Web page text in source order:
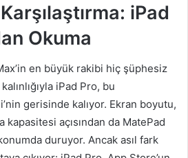
iPad
Okuma
en büyük rakibi hiç şüphesiz
iPad Pro, bu
gerisinde kalıyor. Ekran boyutu,
açısından da MatePad
duruyor. Ancak asıl fark